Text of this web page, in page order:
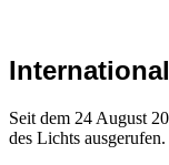
Seit dem 24 August
des Lichts ausgerufen.